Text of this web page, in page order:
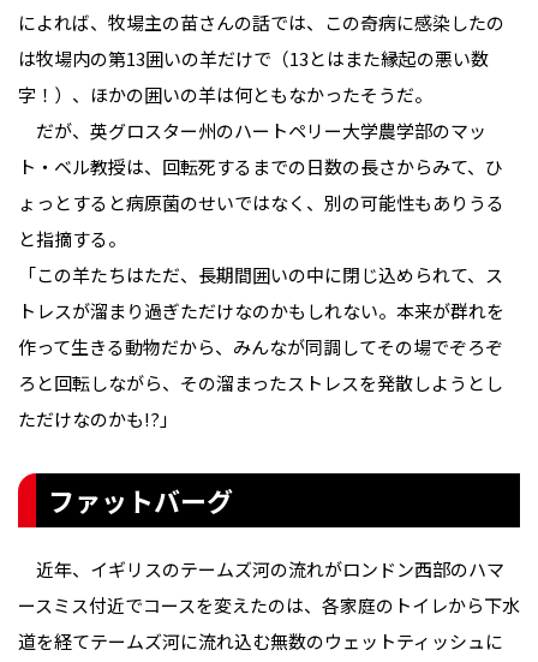
によれば、牧場主の苗さんの話では、この奇病に感染したの
は牧場内の第13囲いの羊だけで（13とはまた縁起の悪い数
字！）、ほかの囲いの羊は何ともなかったそうだ。
だが、英グロスター州のハートペリー大学農学部のマッ
ト・ベル教授は、回転死するまでの日数の長さからみて、ひ
ょっとすると病原菌のせいではなく、別の可能性もありうる
と指摘する。
「この羊たちはただ、長期間囲いの中に閉じ込められて、ス
トレスが溜まり過ぎただけなのかもしれない。本来が群れを
作って生きる動物だから、みんなが同調してその場でぞろぞ
ろと回転しながら、その溜まったストレスを発散しようとし
ただけなのかも!?」
ファットバーグ
近年、イギリスのテームズ河の流れがロンドン西部のハマ
ースミス付近でコースを変えたのは、各家庭のトイレから下水
道を経てテームズ河に流れ込む無数のウェットティッシュに